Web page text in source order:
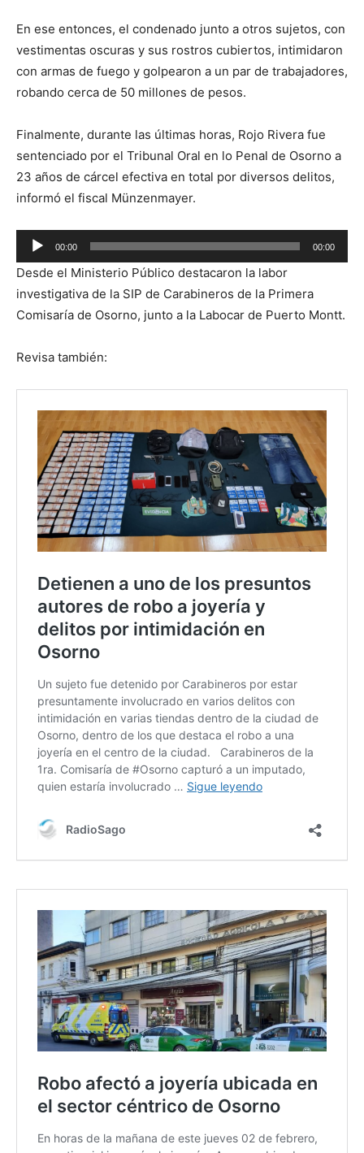
En ese entonces, el condenado junto a otros sujetos, con
vestimentas oscuras y sus rostros cubiertos, intimidaron
con armas de fuego y golpearon a un par de trabajadores,
robando cerca de 50 millones de pesos.
Finalmente, durante las últimas horas, Rojo Rivera fue
sentenciado por el Tribunal Oral en lo Penal de Osorno a
23 años de cárcel efectiva en total por diversos delitos,
informó el fiscal Münzenmayer.
Reproductor
de
audio
00:00 00:00
Desde el Ministerio Público destacaron la labor
investigativa de la SIP de Carabineros de la Primera
Comisaría de Osorno, junto a la Labocar de Puerto Montt.
Revisa también: